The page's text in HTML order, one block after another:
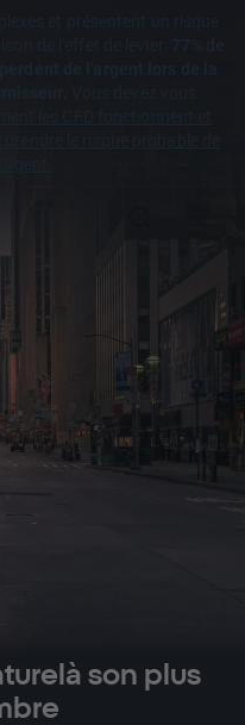
son plus